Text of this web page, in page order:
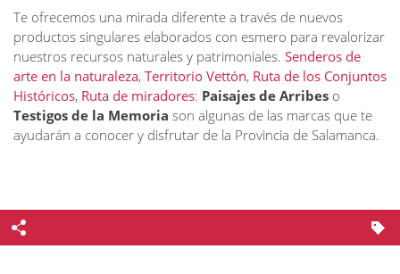
Te ofrecemos una mirada diferente a través de nuevos
productos singulares elaborados con esmero para revalorizar
nuestros recursos naturales y patrimoniales. Senderos de
arte en la naturaleza,Territorio Vettón, Ruta de los Conjuntos
Históricos, Ruta de miradores: Paisajes de Arribes o
Testigos de la Memoria son algunas de las marcas que te
ayudarán a conocer y disfrutar de la Provincia de Salamanca.